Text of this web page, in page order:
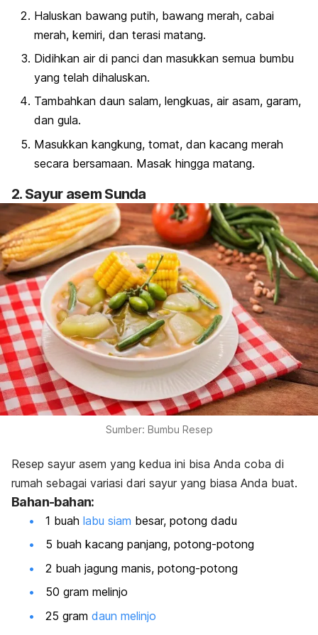
Haluskan bawang putih, bawang merah, cabai
merah, kemiri, dan terasi matang.
Didihkan air di panci dan masukkan semua bumbu
yang telah dihaluskan.
Tambahkan daun salam, lengkuas, air asam, garam,
dan gula.
Masukkan kangkung, tomat, dan kacang merah
secara bersamaan. Masak hingga matang.
2. Sayur asem Sunda
Sumber: Bumbu Resep
Resep sayur asem yang kedua ini bisa Anda coba di
rumah sebagai variasi dari sayur yang biasa Anda buat.
Bahan-bahan:
1 buah labu siam besar, potong dadu
5 buah kacang panjang, potong-potong
2 buah jagung manis, potong-potong
50 gram melinjo
25 gram daun melinjo